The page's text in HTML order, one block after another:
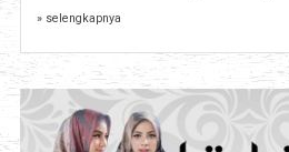
» selengkapnya